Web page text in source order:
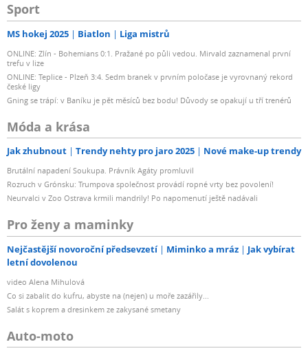
Sport
MS hokej 2025 Biatlon Liga mistrů
ONLINE: Zlín - Bohemians 0:1. Pražané po půli vedou. Mirvald zaznamenal první
trefu v lize
ONLINE: Teplice - Plzeň 3:4. Sedm branek v prvním poločase je vyrovnaný rekord
české ligy
Gning se trápí: v Baníku je pět měsíců bez bodu! Důvody se opakují u tří trenérů
Móda a krása
Jak zhubnout Trendy nehty pro jaro 2025 Nové make-up trendy
Brutální napadení Soukupa. Právník Agáty promluvil
Rozruch v Grónsku: Trumpova společnost provádí ropné vrty bez povolení!
Neurvalci v Zoo Ostrava krmili mandrily! Po napomenutí ještě nadávali
Pro ženy a maminky
Nejčastější novoroční předsevzetí Miminko a mráz
Jak vybírat
letní dovolenou
video Alena Mihulová
Co si zabalit do kufru, abyste na (nejen) u moře zazářily...
Salát s koprem a dresinkem ze zakysané smetany
Auto-moto